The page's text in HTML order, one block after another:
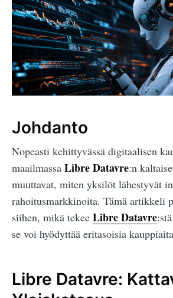
Johdanto
Nopeasti kehittyvässä digitaalisen
maailmassa Libre Datavre:n
muuttavat, miten yksilöt lähestyvät
rahoitusmarkkinoita. Tämä artikkeli
siihen, mikä tekee Libre Datavre
se voi hyödyttää eritasoisia
Libre Datavre: